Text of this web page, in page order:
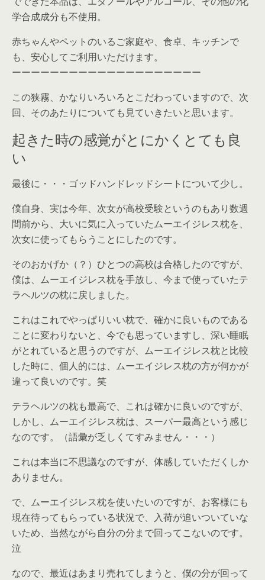
学合成成分も不使用。
赤ちゃんやペットのいるご家庭や、食卓、キッチンで
も、安心してご利用いただけます。
ーーーーーーーーーーーーーーーーーーーー
この狭霧、かなりいろいろとこだわっていますので、次
回、そのあたりについても見ていきたいと思います。
起きた時の感覚がとにかくとても良
い
最後に・・・ゴッドハンドレッドシートについて少し。
僕自身、実は今年、次女が高校受験というのもあり数週
間前から、大いに気に入っていたムーエイジレス枕を、
次女に使ってもらうことにしたのです。
そのおかげか（？）ひとつの高校は合格したのですが、
僕は、ムーエイジレス枕を手放し、今まで使っていたテ
ラヘルツの枕に戻しました。
これはこれでやっぱりいい枕で、確かに良いものである
ことに変わりないと、今でも思っていますし、深い睡眠
がとれていると思うのですが、ムーエイジレス枕と比較
した時に、個人的には、ムーエイジレス枕の方が何かが
違って良いのです。笑
テラヘルツの枕も最高で、これは確かに良いのですが、
しかし、ムーエイジレス枕は、スーパー最高という感じ
なのです。（語彙が乏しくてすみません・・・）
これは本当に不思議なのですが、体感していただくしか
ありません。
で、ムーエイジレス枕を使いたいのですが、お客様にも
現在待ってもらっている状況で、入荷が追いついていな
いため、当然ながら自分の分まで回ってこないのです。
泣
なので、最近はあまり売れてしまうと、僕の分が回って